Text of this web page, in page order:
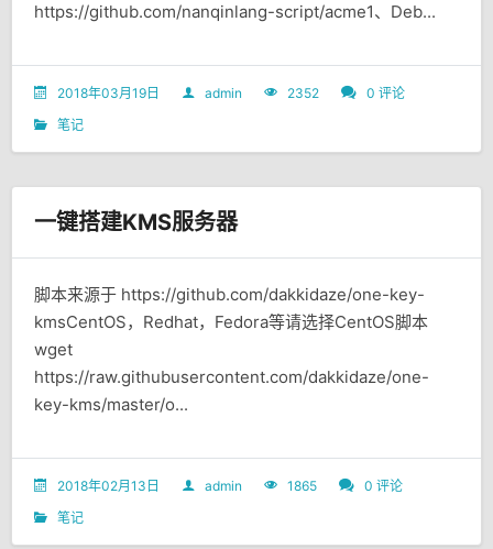
https://github.com/nanqinlang-script/acme1、Deb...
2018年03月19日 admin 2352
0 评论
笔记
一键搭建KMS服务器
脚本来源于 https://github.com/dakkidaze/one-key-
kmsCentOS，Redhat，Fedora等请选择CentOS脚本
wget
https://raw.githubusercontent.com/dakkidaze/one-
key-kms/master/o...
2018年02月13日 admin 1865
0 评论
笔记